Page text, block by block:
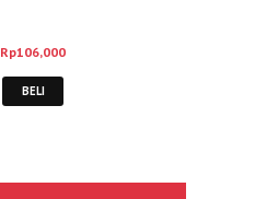
Rp106,000
BELI